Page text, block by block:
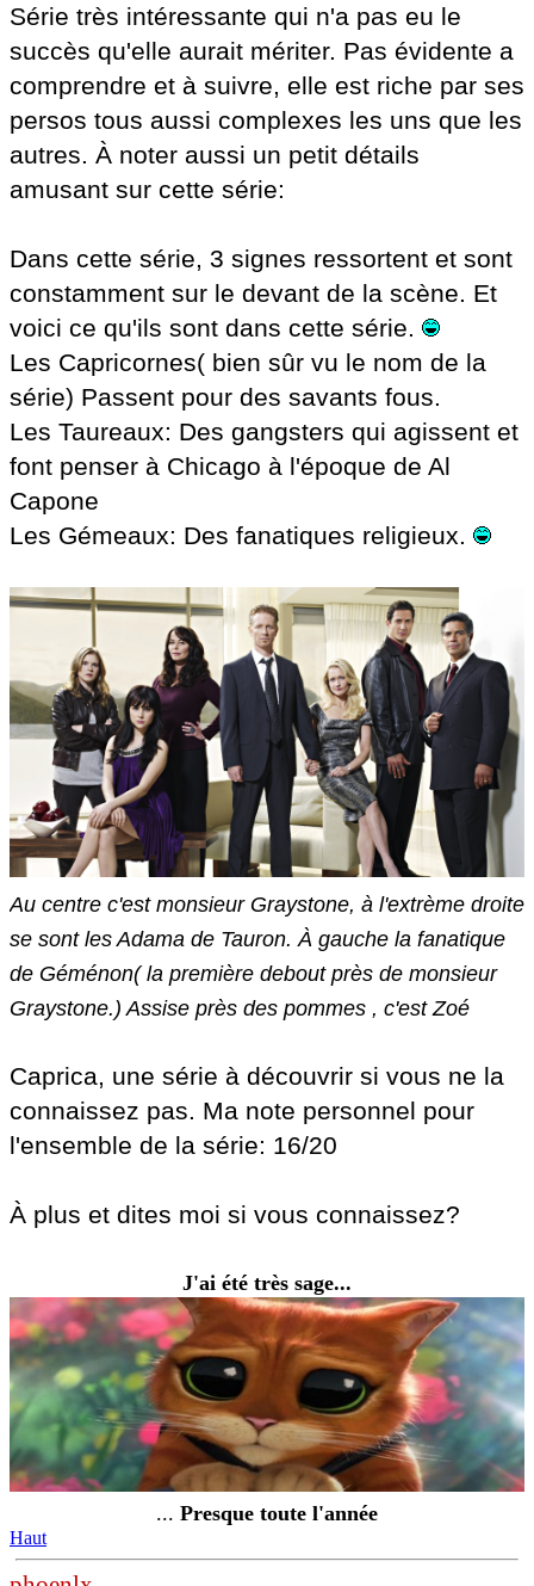
Série très intéressante qui n'a pas eu le
succès qu'elle aurait mériter. Pas évidente a
comprendre et à suivre, elle est riche par ses
persos tous aussi complexes les uns que les
autres. À noter aussi un petit détails
amusant sur cette série:
Dans cette série, 3 signes ressortent et sont
constamment sur le devant de la scène. Et
voici ce qu'ils sont dans cette série.
Les Capricornes( bien sûr vu le nom de la
série) Passent pour des savants fous.
Les Taureaux: Des gangsters qui agissent et
font penser à Chicago à l'époque de Al
Capone
Les Gémeaux: Des fanatiques religieux.
Au centre c'est monsieur Graystone, à l'extrème droite
se sont les Adama de Tauron. À gauche la fanatique
de Géménon( la première debout près de monsieur
Graystone.) Assise près des pommes , c'est Zoé
Caprica, une série à découvrir si vous ne la
connaissez pas. Ma note personnel pour
l'ensemble de la série: 16/20
À plus et dites moi si vous connaissez?
J'ai été très sage...
... Presque toute l'année
Haut